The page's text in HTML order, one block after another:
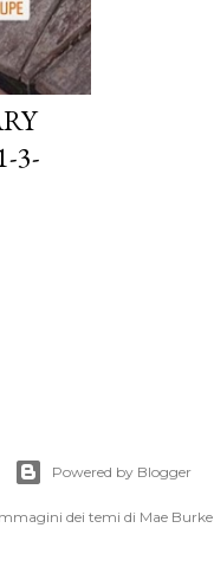
3-
Powered by Blogger
dei temi di Mae Burke